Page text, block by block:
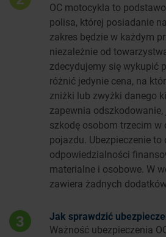
OC motocykla to
polisa, której posiadanie
zakres będzie w każdym
niezależnie od
zdecydujemy się wykupić
różnić jedynie cena, na
zniżki lub zwyżki danego
zapewnia
szkodę osobom trzecim w
pojazdu. Ubezpieczenie to
odpowiedzialności
materialne i osobowe. W
zawiera żadnych
3
Jak sprawdzić
Ważność ubezpieczenia